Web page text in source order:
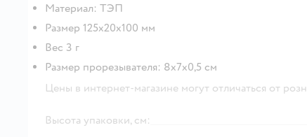
Материал: ТЭП
Размер 125х20х100 мм
Вес 3 г
Размер прорезывателя: 8х7х0,5 см
Цены в интернет-магазине могут отличаться от
Высота упаковки, см: